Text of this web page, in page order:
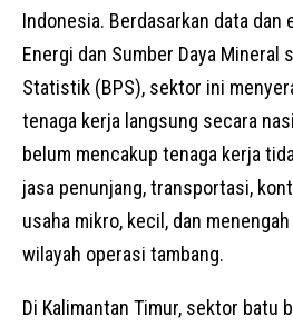
Indonesia. Berdasarkan data dan
Energi dan Sumber Daya Mineral
Statistik (BPS), sektor ini
tenaga kerja langsung secara
belum mencakup tenaga kerja
jasa penunjang, transportasi,
usaha mikro, kecil, dan
wilayah operasi tambang.
Di Kalimantan Timur, sektor batu